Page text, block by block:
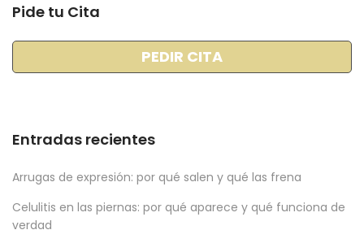
Pide tu Cita
PEDIR CITA
Entradas recientes
Arrugas de expresión: por qué salen y qué las frena
Celulitis en las piernas: por qué aparece y qué funciona de
verdad